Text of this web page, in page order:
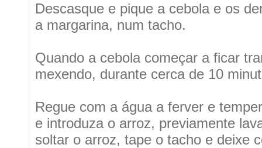
Descasque e pique a cebola e os
a margarina, num tacho.
Quando a cebola começar a ficar
mexendo, durante cerca de 10
Regue com a água a ferver e
e introduza o arroz, previamente
soltar o arroz, tape o tacho e deixe